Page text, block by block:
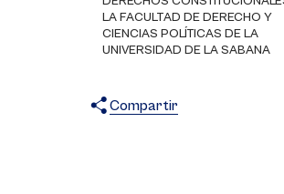
LA FACULTAD DE DERECHO Y
CIENCIAS POLÍTICAS DE LA
UNIVERSIDAD DE LA SABANA
Compartir